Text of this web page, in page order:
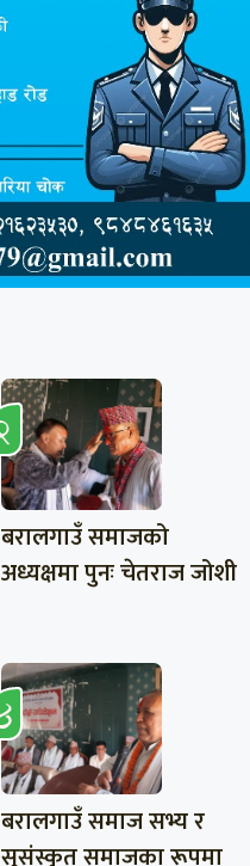
बरालगाउँ समाजको
अध्यक्षमा पुनः चेतराज जोशी
बरालगाउँ समाज सभ्य र
सुसंस्कृत समाजका रूपमा